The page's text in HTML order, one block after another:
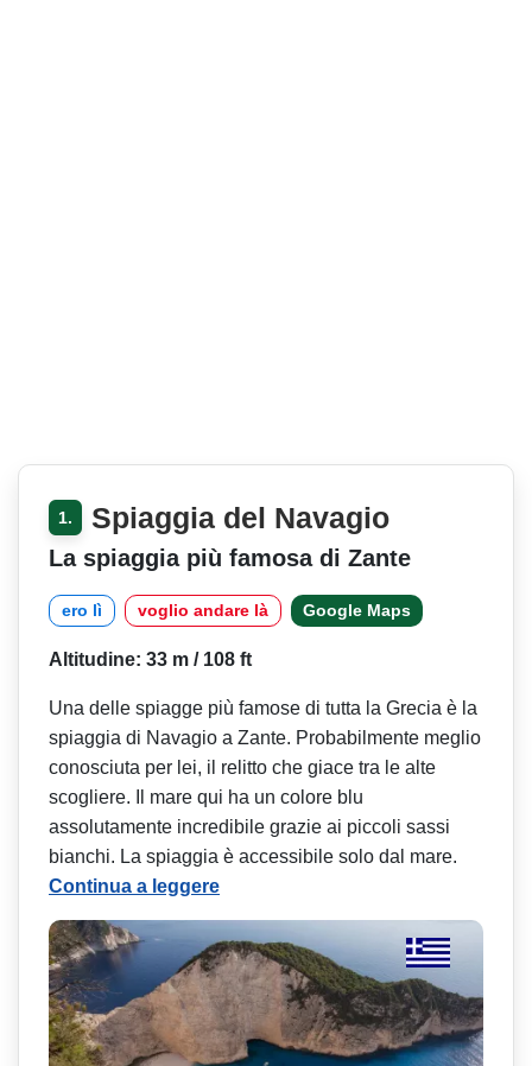
1. Spiaggia del Navagio
La spiaggia più famosa di Zante
ero lì voglio andare là Google Maps
Altitudine: 33 m / 108 ft
Una delle spiagge più famose di tutta la Grecia è la
spiaggia di Navagio a Zante. Probabilmente meglio
conosciuta per lei, il relitto che giace tra le alte
scogliere. Il mare qui ha un colore blu
assolutamente incredibile grazie ai piccoli sassi
bianchi. La spiaggia è accessibile solo dal mare.
Continua a leggere